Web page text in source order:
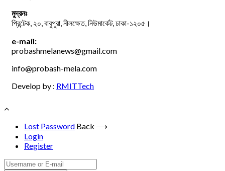
মুদ্রনঃ
প্রিন্টেক, ২০, বাবুপুরা, নীলক্ষেত, নিউমার্কেট, ঢাকা-১২০৫।
e-mail:
probashmelanews@gmail.com
info@probash-mela.com
Develop by : RMITTech
Lost Password Back ⟶
Login
Register